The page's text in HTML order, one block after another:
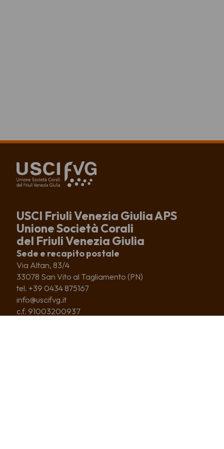
USCI Friuli Venezia Giulia APS
Unione Società Corali
del Friuli Venezia Giulia
Sede e recapito postale
Via Altan, 83/4
33078 San Vito al Tagliamento (PN)
tel. +39 0434 875167
info@uscifvg.it
c.f. 91003200937